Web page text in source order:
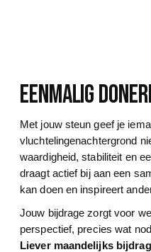
eenmalig
Met jouw steun geef je
vluchtelingenachtergrond
waardigheid, stabiliteit en
draagt actief bij aan een
kan doen en inspireert
Jouw bijdrage zorgt voor
perspectief, precies wat
Liever maandelijks